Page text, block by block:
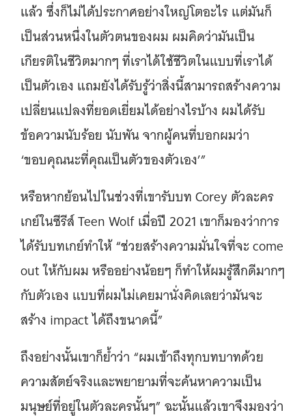
แล้ว ซึ่งก็ไม่ได้ประกาศอย่างใหญ่โตอะไร แต่มันก็
เป็นส่วนหนึ่งในตัวตนของผม ผมคิดว่ามันเป็น
เกียรติในชีวิตมากๆ ที่เราได้ใช้ชีวิตในแบบที่เราได้
เป็นตัวเอง แถมยังได้รับรู้ว่าสิ่งนี้สามารถสร้างความ
เปลี่ยนแปลงที่ยอดเยี่ยมได้อย่างไรบ้าง ผมได้รับ
ข้อความนับร้อย นับพัน จากผู้คนที่บอกผมว่า
‘ขอบคุณนะที่คุณเป็นตัวของตัวเอง’”
หรือหากย้อนไปในช่วงที่เขารับบท Corey ตัวละคร
เกย์ในซีรีส์ Teen Wolf เมื่อปี 2021 เขาก็มองว่าการ
ได้รับบทเกย์ทำให้ “ช่วยสร้างความมั่นใจที่จะ come
out ให้กับผม หรืออย่างน้อยๆ ก็ทำให้ผมรู้สึกดีมากๆ
กับตัวเอง แบบที่ผมไม่เคยมานั่งคิดเลยว่ามันจะ
สร้าง impact ได้ถึงขนาดนี้”
ถึงอย่างนั้นเขาก็ย้ำว่า “ผมเข้าถึงทุกบทบาทด้วย
ความสัตย์จริงและพยายามที่จะค้นหาความเป็น
มนุษย์ที่อยู่ในตัวละครนั้นๆ” ฉะนั้นแล้วเขาจึงมองว่า